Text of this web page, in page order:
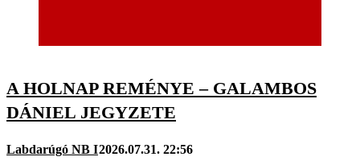
A HOLNAP REMÉNYE – GALAMBOS
DÁNIEL JEGYZETE
Labdarúgó NB I2026.07.31. 22:56